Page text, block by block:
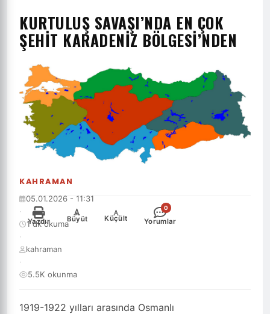
KAHRAMAN
KURTULUŞ SAVAŞI’NDA EN ÇOK
ŞEHIT KARADENIZ BÖLGESI’NDEN
1919-1922 yılları arasında Osmanlı
05.01.2026 - 11:31
·
1 dk okuma
·
kahraman
·
5.5K okunma
Yazdır
+
Büyüt
-
Küçült
0
Yorumlar